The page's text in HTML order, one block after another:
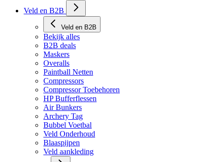
Veld en B2B
Veld en B2B
Bekijk alles
B2B deals
Maskers
Overalls
Paintball Netten
Compressors
Compressor Toebehoren
HP Bufferflessen
Air Bunkers
Archery Tag
Bubbel Voetbal
Veld Onderhoud
Blaaspijpen
Veld aankleding